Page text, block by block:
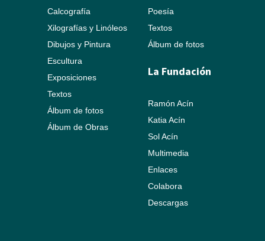
Calcografía
Xilografías y Linóleos
Dibujos y Pintura
Escultura
Exposiciones
Textos
Álbum de fotos
Álbum de Obras
Poesía
Textos
Álbum de fotos
La Fundación
Ramón Acín
Katia Acín
Sol Acín
Multimedia
Enlaces
Colabora
Descargas